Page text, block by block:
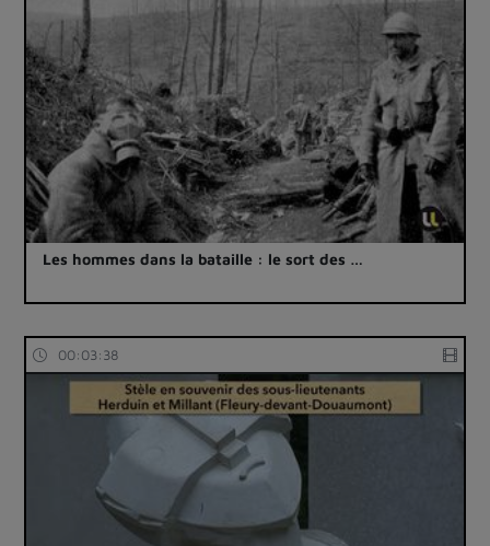
Les hommes dans la bataille : le sort des …
00:03:38